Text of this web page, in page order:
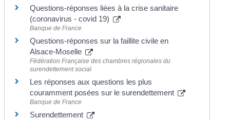
Questions-réponses liées à la crise sanitaire
(coronavirus - covid 19)
Banque de France
Questions-réponses sur la faillite civile en
Alsace-Moselle
Fédération Française des chambres régionales du
surendettement social
Les réponses aux questions les plus
couramment posées sur le surendettement
Banque de France
Surendettement